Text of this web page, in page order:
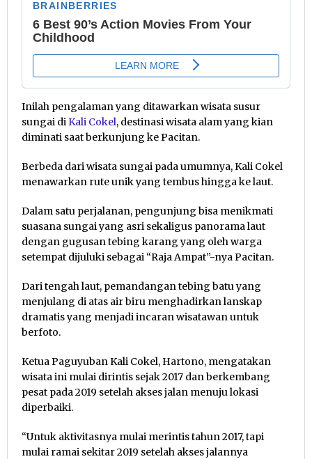
Inilah pengalaman yang ditawarkan wisata susur
sungai diKali Cokel, destinasi wisata alam yang kian
diminati saat berkunjung ke Pacitan.
Berbeda dari wisata sungai pada umumnya, Kali Cokel
menawarkan rute unik yang tembus hingga ke laut.
Dalam satu perjalanan, pengunjung bisa menikmati
suasana sungai yang asri sekaligus panorama laut
dengan gugusan tebing karang yang oleh warga
setempat dijuluki sebagai “Raja Ampat”-nya Pacitan.
Dari tengah laut, pemandangan tebing batu yang
menjulang di atas air biru menghadirkan lanskap
dramatis yang menjadi incaran wisatawan untuk
berfoto.
Ketua Paguyuban Kali Cokel, Hartono, mengatakan
wisata ini mulai dirintis sejak 2017 dan berkembang
pesat pada 2019 setelah akses jalan menuju lokasi
diperbaiki.
“Untuk aktivitasnya mulai merintis tahun 2017, tapi
mulai ramai sekitar 2019 setelah akses jalannya